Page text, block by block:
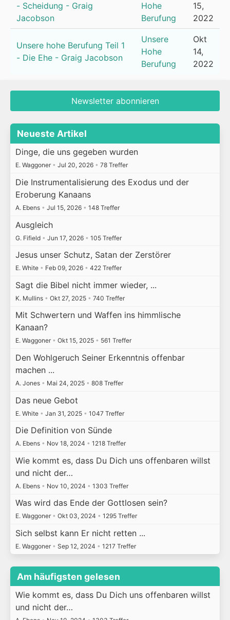
- Scheidung - Graig
Jacobson
Hohe
Berufung
15,
2022
Unsere hohe Berufung Teil 1
- Die Ehe - Graig Jacobson
Unsere
Hohe
Berufung
Okt
14,
2022
Newsletter abonnieren
Neueste Artikel
Dinge, die uns gegeben wurden
E. Waggoner • Jul 20, 2026 • 78 Treffer
Die Instrumentalisierung des Exodus und der
Eroberung Kanaans
A. Ebens • Jul 15, 2026 • 148 Treffer
Ausgleich
G. Fifield • Jun 17, 2026 • 105 Treffer
Jesus unser Schutz, Satan der Zerstörer
E. White • Feb 09, 2026 • 422 Treffer
Sagt die Bibel nicht immer wieder, ...
K. Mullins • Okt 27, 2025 • 740 Treffer
Mit Schwertern und Waffen ins himmlische
Kanaan?
E. Waggoner • Okt 15, 2025 • 561 Treffer
Den Wohlgeruch Seiner Erkenntnis offenbar
machen ...
A. Jones • Mai 24, 2025 • 808 Treffer
Das neue Gebot
E. White • Jan 31, 2025 • 1047 Treffer
Die Definition von Sünde
A. Ebens • Nov 18, 2024 • 1218 Treffer
Wie kommt es, dass Du Dich uns offenbaren willst
und nicht der…
A. Ebens • Nov 10, 2024 • 1303 Treffer
Was wird das Ende der Gottlosen sein?
E. Waggoner • Okt 03, 2024 • 1295 Treffer
Sich selbst kann Er nicht retten ...
E. Waggoner • Sep 12, 2024 • 1217 Treffer
Am häufigsten gelesen
Wie kommt es, dass Du Dich uns offenbaren willst
und nicht der…